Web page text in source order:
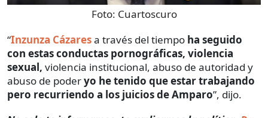
Foto: Cuartoscuro
“Inzunza Cázaresa través del tiempo ha seguido
con estas conductas pornográficas, violencia
sexual, violencia institucional, abuso de autoridad y
abuso de poderyo he tenido que estar trabajando
pero recurriendo a los juicios de Amparo”, dijo.